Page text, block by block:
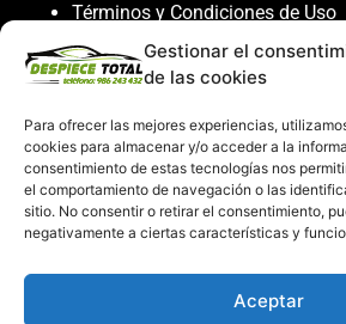
Gestionar el
de las cookies
Para ofrecer las mejores experiencias,
cookies para almacenar y/o acceder a la
consentimiento de estas tecnologías nos
el comportamiento de navegación o las
sitio. No consentir o retirar el consentimiento,
negativamente a ciertas características y
Aceptar
Términos y Condiciones de Uso
Política de Cookies
Servicio al cliente
Contacto
986 243 432
608 867 074
Mi cuenta